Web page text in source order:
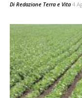
Di Redazione Terra e Vita 4